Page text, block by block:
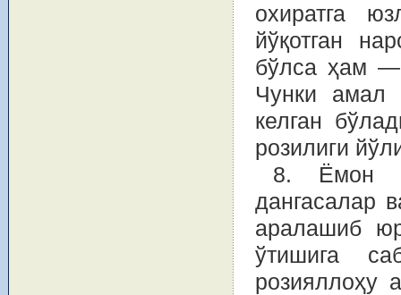
охиратга
йўқотган
бўлса ҳам —
Чунки амал
келган
розилиги
8. Ёмон
дангасалар
аралашиб
ўтишига
розияллоҳу